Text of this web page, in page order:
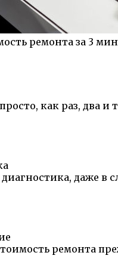
ремонта за 3
как раз, два и
даже в
ремонта